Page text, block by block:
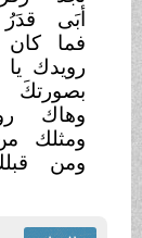
أن يتبصَّروا
الغرِّ
قد أزفَ
ناءتْ مفارقٌ
لولا
للؤم
أخزَتْ